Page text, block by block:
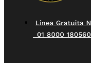
Línea Gratuita
01 8000 180560